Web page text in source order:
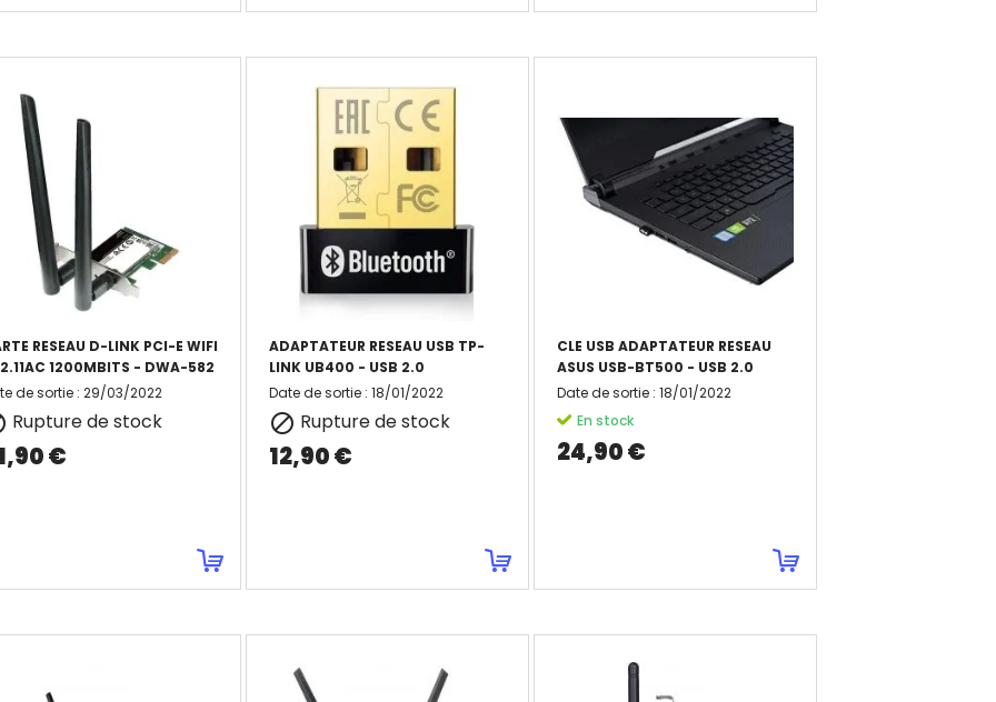
RESEAU D-LINK PCI-E WIFI
1200MBITS - DWA-582
de sortie: 29/03/2022
Rupture de stock
€
ADAPTATEUR RESEAU USB TP-
LINK UB400 - USB 2.0
Date de sortie: 18/01/2022
 Rupture de stock
12,90 €
CLE USB ADAPTATEUR RESEAU
ASUS USB-BT500 - USB 2.0
Date de sortie: 18/01/2022
En stock
24,90 €